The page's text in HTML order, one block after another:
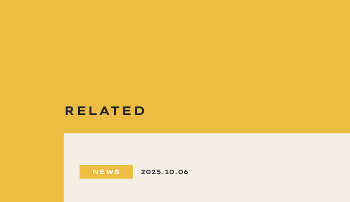
RELATED
NEWS 2025.10.06